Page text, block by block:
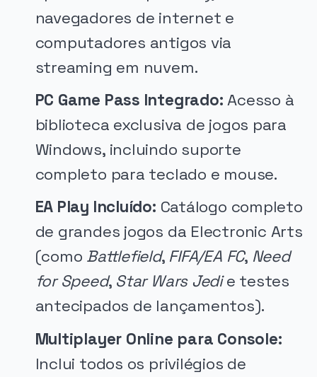
navegadores de internet e
computadores antigos via
streaming em nuvem.
PC Game Pass Integrado: Acesso à
biblioteca exclusiva de jogos para
Windows, incluindo suporte
completo para teclado e mouse.
EA Play Incluído: Catálogo completo
de grandes jogos da Electronic Arts
(como Battlefield, FIFA/EA FC, Need
for Speed, Star Wars Jedie testes
antecipados de lançamentos).
Multiplayer Online para Console:
Inclui todos os privilégios de